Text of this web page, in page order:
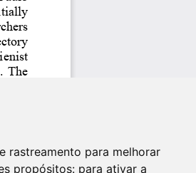
rastreamento para melhorar
propósitos: para ativar a